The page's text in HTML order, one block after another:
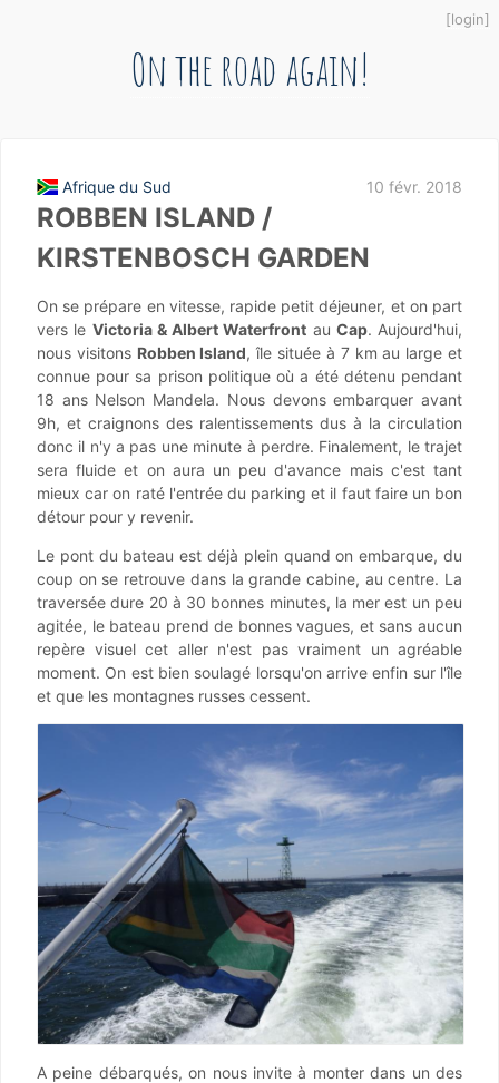
login
On the road again!
10 févr. 2018
Afrique du Sud
ROBBEN ISLAND /
KIRSTENBOSCH GARDEN
On se prépare en vitesse, rapide petit déjeuner, et on part
vers le Victoria & Albert Waterfront au Cap. Aujourd'hui,
nous visitons Robben Island, île située à 7 km au large et
connue pour sa prison politique où a été détenu pendant
18 ans Nelson Mandela. Nous devons embarquer avant
9h, et craignons des ralentissements dus à la circulation
donc il n'y a pas une minute à perdre. Finalement, le trajet
sera fluide et on aura un peu d'avance mais c'est tant
mieux car on raté l'entrée du parking et il faut faire un bon
détour pour y revenir.
Le pont du bateau est déjà plein quand on embarque, du
coup on se retrouve dans la grande cabine, au centre. La
traversée dure 20 à 30 bonnes minutes, la mer est un peu
agitée, le bateau prend de bonnes vagues, et sans aucun
repère visuel cet aller n'est pas vraiment un agréable
moment. On est bien soulagé lorsqu'on arrive enfin sur l'île
et que les montagnes russes cessent.
A peine débarqués, on nous invite à monter dans un des